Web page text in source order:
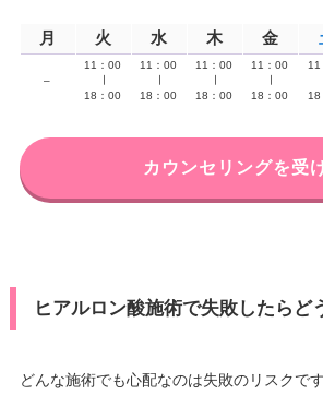
月 火 水 木 金
–
11：00
18：00
11：00
18：00
11：00
18：00
11：00
18：00
11
18
カウンセリングを受
ヒアルロン酸施術で失敗したらど
どんな施術でも心配なのは失敗のリスクで